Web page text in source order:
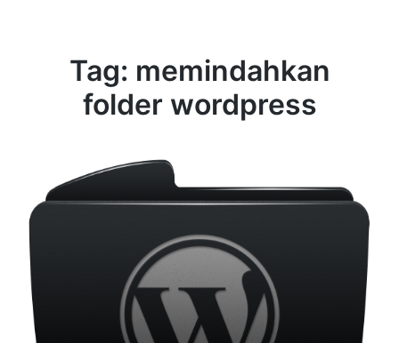
Tag: memindahkan
folder wordpress